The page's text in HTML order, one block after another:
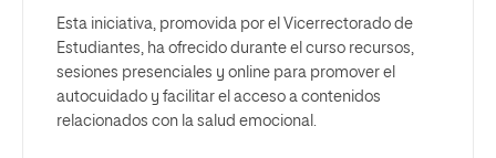
Esta iniciativa, promovida por el Vicerrectorado de
Estudiantes, ha ofrecido durante el curso recursos,
sesiones presenciales y online para promover el
autocuidado y facilitar el acceso a contenidos
relacionados con la salud emocional.